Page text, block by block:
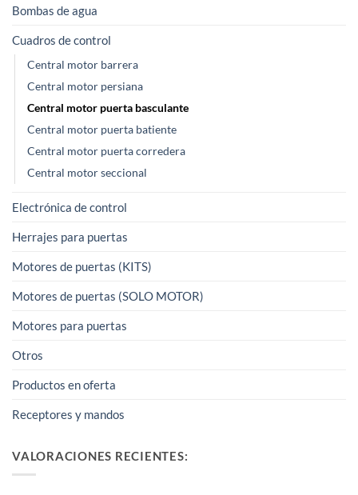
Bombas de agua
Cuadros de control
Central motor barrera
Central motor persiana
Central motor puerta basculante
Central motor puerta batiente
Central motor puerta corredera
Central motor seccional
Electrónica de control
Herrajes para puertas
Motores de puertas (KITS)
Motores de puertas (SOLO MOTOR)
Motores para puertas
Otros
Productos en oferta
Receptores y mandos
VALORACIONES RECIENTES: